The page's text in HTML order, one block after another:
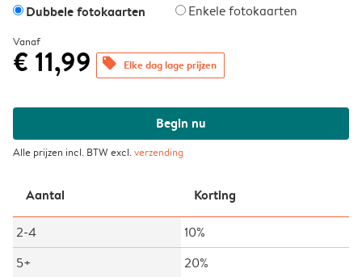
Dubbele fotokaarten Enkele fotokaarten
Vanaf
€ 11,99 offers Elke dag lage prijzen
Begin nu
Alle prijzen incl. BTW excl.verzending
Aantal Korting
2-4
10%
5+
20%